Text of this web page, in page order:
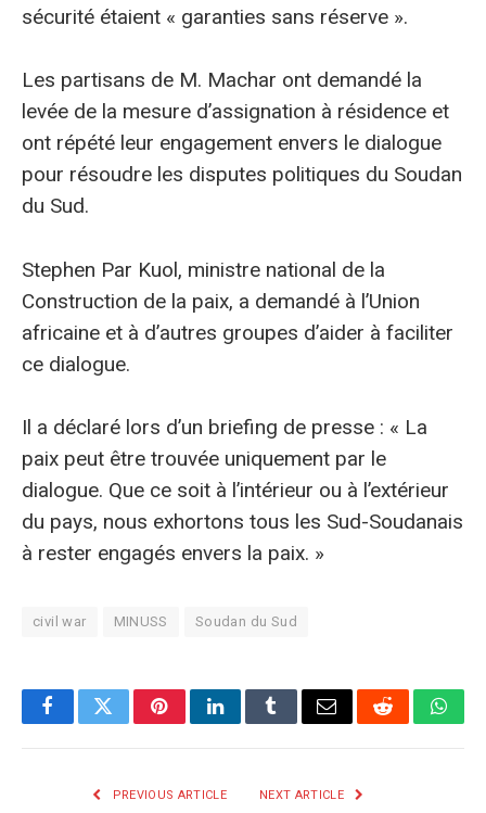
sécurité étaient « garanties sans réserve ».
Les partisans de M. Machar ont demandé la
levée de la mesure d’assignation à résidence et
ont répété leur engagement envers le dialogue
pour résoudre les disputes politiques du Soudan
du Sud.
Stephen Par Kuol, ministre national de la
Construction de la paix, a demandé à l’Union
africaine et à d’autres groupes d’aider à faciliter
ce dialogue.
Il a déclaré lors d’un briefing de presse : « La
paix peut être trouvée uniquement par le
dialogue. Que ce soit à l’intérieur ou à l’extérieur
du pays, nous exhortons tous les Sud-Soudanais
à rester engagés envers la paix. »
civil war MINUSS Soudan du Sud
FacebookTwitterPinterestLinkedInTumblrE-
Reddit
PREVIOUS ARTICLE NEXT ARTICLE